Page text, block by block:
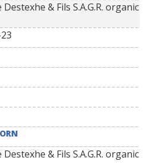
& Fils S.A.G.R. organic
& Fils S.A.G.R. organic